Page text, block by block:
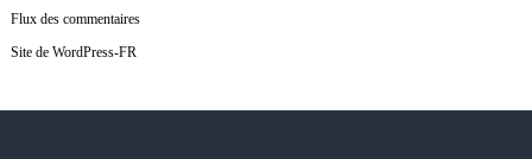
Flux des commentaires
Site de WordPress-FR